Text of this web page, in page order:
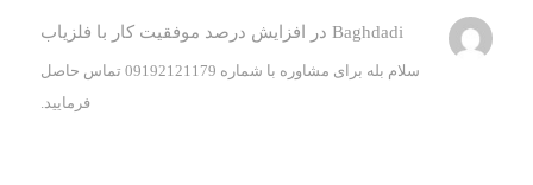
Baghdadi در افزایش درصد موفقیت کار با فلزیاب
سلام بله برای مشاوره با شماره 09192121179 تماس حاصل
فرمایید.